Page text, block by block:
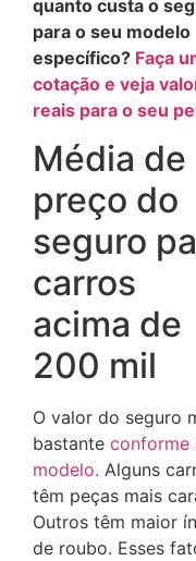
quanto custa o
para o seu modelo
específico? Faça
cotação e veja
reais para o seu
Média de
preço do
seguro
carros
acima de
200 mil
O valor do seguro
bastante conforme
modelo. Alguns
têm peças mais
Outros têm maior
de roubo. Esses